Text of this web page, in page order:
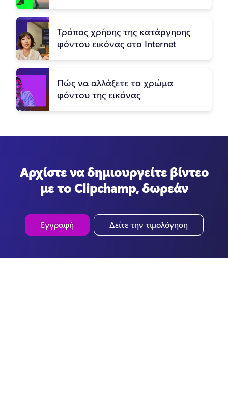
Τρόπος χρήσης της κατάργησης
φόντου εικόνας στο Internet
Πώς να αλλάξετε το χρώμα
φόντου της εικόνας
Αρχίστε να δημιουργείτε βίντεο
με το Clipchamp, δωρεάν
Εγγραφή Δείτε την τιμολόγηση